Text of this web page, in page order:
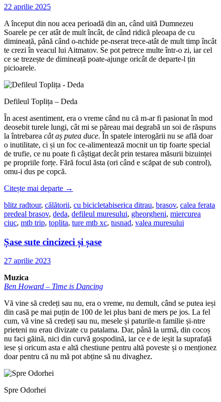
22 aprilie 2025
A început din nou acea perioadă din an, când uită Dumnezeu
Soarele pe cer atât de mult încât, de când ridică pleoapa de cu
dimineață, până când o-nchide pe-nserat trece-atât de mult timp încât
te crezi în veacul lui Aitmatov. Se pot petrece multe într-o zi, iar cel
ce se trezește de dimineață poate-ajunge oricât de departe-l țin
picioarele.
Defileul Toplița – Deda
În acest asentiment, era o vreme când nu că m-ar fi pasionat în mod
deosebit turele lungi, cât mi se păreau mai degrabă un soi de răspuns
la întrebarea cât aș putea duce. În spatele interogării nu se află doar
o inutilitate, ci și un foc ce-alimentează mocnit un tip foarte special
de trufie, ce nu poate fi câștigat decât prin testarea măsurii bizuinței
pe propriile forțe. Fără focul ăsta (ori când e scăpat de sub control),
omu-i dus pe copcă.
Citește mai departe →
blitz radtour, călătorii, cu bicicletabiserica ditrau, brasov, calea ferata
predeal brasov, deda, defileul muresului, gheorgheni, miercurea
ciuc, mtb trip, toplita, ture mtb xc, tusnad, valea muresului
Șase sute cincizeci și șase
27 aprilie 2023
Muzica
Ben Howard – Time is Dancing
Vă vine să credeți sau nu, era o vreme, nu demult, când se putea ieși
din casă pe mai puțin de 100 de lei plus bani de mers pe jos. La fel
cum, vă vine să credeți sau nu, mesele și paturile-n familie și-ntre
prieteni nu erau divizate cu patalama. Dar, până la urmă, din cocoș
nu faci găină, nici din curvă gospodină, iar ce e de ieșit la suprafață
iese și oricum asta e altă chestiune pentru altă poveste și o menționez
doar pentru că nu mă pot abține să nu divaghez.
Spre Odorhei